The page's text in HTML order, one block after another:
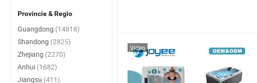
Video
Provincie & Regio
Guangdong (14818)
Shandong (2825)
Zhejiang (2270)
Anhui (1682)
Jiangsu (411)